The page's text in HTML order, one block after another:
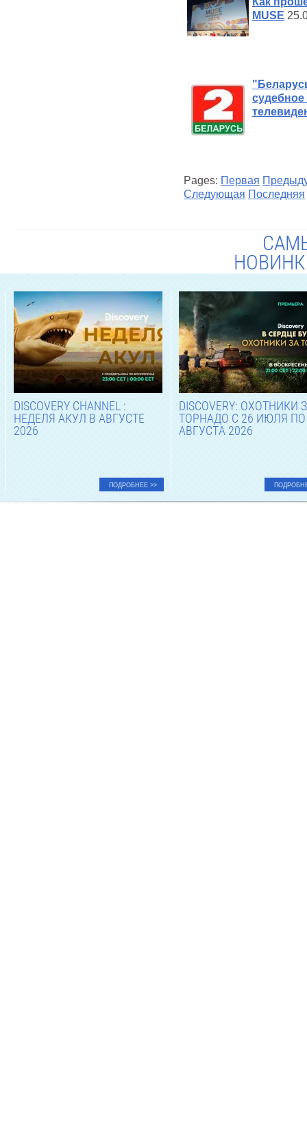
MUSE
судебное
Pages: Первая
Следующая Последняя
DISCOVERY CHANNEL :
НЕДЕЛЯ АКУЛ В АВГУСТЕ
2026
ПОДРОБНЕЕ >>
DISCOVERY: ОХОТНИКИ
ТОРНАДО С 26 ИЮЛЯ ПО
АВГУСТА 2026